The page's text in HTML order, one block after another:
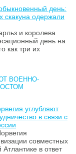
день:
скакуна одержали
и королева
день на
как три их
ВОЕННО-
углубляют
в связи с
совместных
в ответ